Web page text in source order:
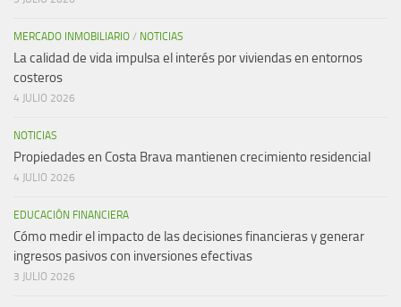
MERCADO INMOBILIARIO / NOTICIAS
La calidad de vida impulsa el interés por viviendas en entornos
costeros
4 JULIO 2026
NOTICIAS
Propiedades en Costa Brava mantienen crecimiento residencial
4 JULIO 2026
EDUCACIÓN FINANCIERA
Cómo medir el impacto de las decisiones financieras y generar
ingresos pasivos con inversiones efectivas
3 JULIO 2026